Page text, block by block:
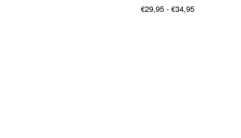
€29,95 - €34,95Prijsklasse: